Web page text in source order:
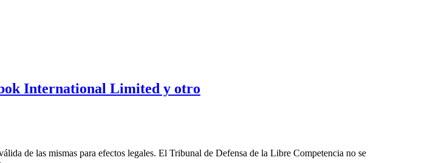
International Limited y otro
de las mismas para efectos legales. El Tribunal de Defensa de la Libre Competencia no se